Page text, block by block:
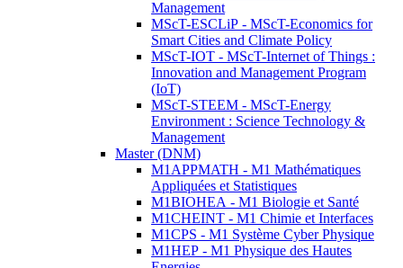
Management
MScT-ESCLiP - MScT-Economics for
Smart Cities and Climate Policy
MScT-IOT - MScT-Internet of Things :
Innovation and Management Program
(IoT)
MScT-STEEM - MScT-Energy
Environment : Science Technology &
Management
Master (DNM)
M1APPMATH - M1 Mathématiques
Appliquées et Statistiques
M1BIOHEA - M1 Biologie et Santé
M1CHEINT - M1 Chimie et Interfaces
M1CPS - M1 Système Cyber Physique
M1HEP - M1 Physique des Hautes